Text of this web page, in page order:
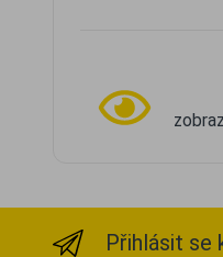
Přihlásit se